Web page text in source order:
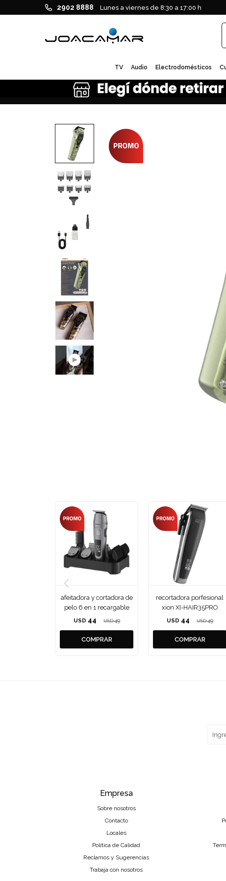
TV Audio Electrodomésticos
2902 8888 Lunes a viernes de 8:30 a 17:00 h
afeitadora y cortadora de
pelo 6 en 1 recargable
USD 44 USD 49
recortadora porfesional
xion XI-HAIR35PRO
USD 44 USD 49
Empresa
Sobre nosotros
Contacto
Locales
Política de Calidad
Reclamos y Sugerencias
Trabaja con nosotros